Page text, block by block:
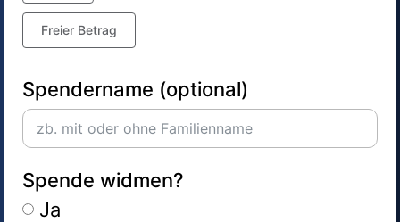
Freier Betrag
Spendername (optional)
Spende widmen?
Ja